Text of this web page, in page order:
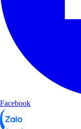
Facebook